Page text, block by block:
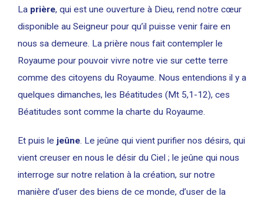
La prière, qui est une ouverture à Dieu, rend notre cœur
disponible au Seigneur pour qu’il puisse venir faire en
nous sa demeure. La prière nous fait contempler le
Royaume pour pouvoir vivre notre vie sur cette terre
comme des citoyens du Royaume. Nous entendions il y a
quelques dimanches, les Béatitudes (Mt 5,1-12), ces
Béatitudes sont comme la charte du Royaume.
Et puis le jeûne. Le jeûne qui vient purifier nos désirs, qui
vient creuser en nous le désir du Ciel ; le jeûne qui nous
interroge sur notre relation à la création, sur notre
manière d’user des biens de ce monde, d’user de la